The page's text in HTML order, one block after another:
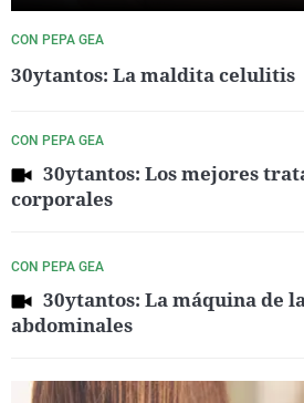
CON PEPA GEA
30ytantos: La maldita celulitis
CON PEPA GEA
30ytantos: Los mejores
corporales
CON PEPA GEA
30ytantos: La máquina de
abdominales